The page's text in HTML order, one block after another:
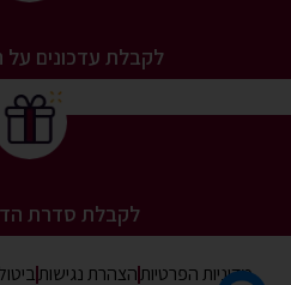
לקבלת עדכונים על
לקבלת סדרת
מדיניות הפרטיותהצהרת נגישות